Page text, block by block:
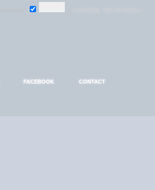
FACEBOOK CONTACT